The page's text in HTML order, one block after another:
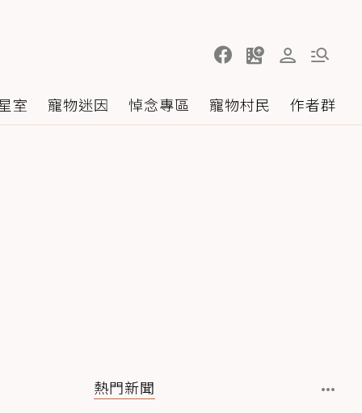
室 寵物迷因 悼念專區 寵物村民 作者群
熱門新聞